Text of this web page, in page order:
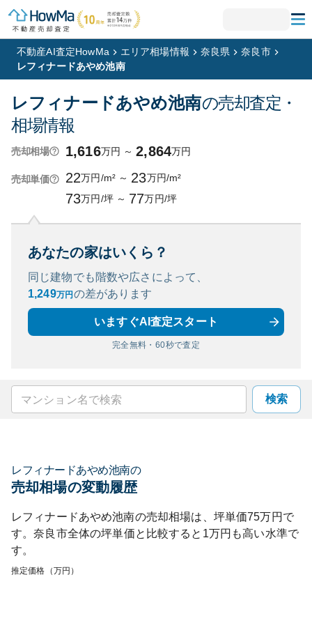
不動産AI査定HowMa エリア相場情報 奈良県
奈良市
レフィナードあやめ池南
レフィナードあやめ池南の売却査定・
相場情報
売却相場 1,616万円 ～ 2,864万円
売却単価 22万円/m² ～ 23万円/m²
73万円/坪 ～ 77万円/坪
あなたの家はいくら？
同じ建物でも階数や広さによって、
1,249万円 の差があります
いますぐAI査定スタート
完全無料・60秒で査定
検索
レフィナードあやめ池南の
売却相場の変動履歴
レフィナードあやめ池南の売却相場は、坪単価75万円で
す。奈良市全体の坪単価と比較すると 1万円も高い水準で
す。
推定価格（万円）